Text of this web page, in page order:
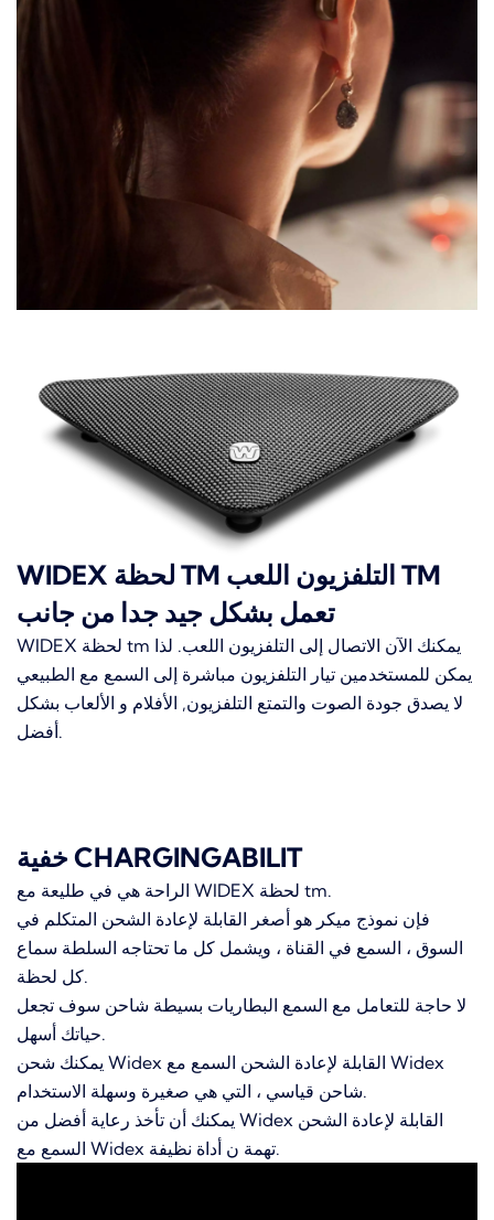
WIDEX لحظة TM التلفزيون اللعب TM
تعمل بشكل جيد جدا من جانب
WIDEX لحظة tm يمكنك الآن الاتصال إلى التلفزيون اللعب. لذا
يمكن للمستخدمين تيار التلفزيون مباشرة إلى السمع مع الطبيعي
لا يصدق جودة الصوت والتمتع التلفزيون, الأفلام و الألعاب بشكل
أفضل.
خفية CHARGINGABILIT
الراحة هي في طليعة مع WIDEX لحظة tm.
فإن نموذج ميكر هو أصغر القابلة لإعادة الشحن المتكلم في
السوق ، السمع في القناة ، ويشمل كل ما تحتاجه السلطة سماع
كل لحظة.
لا حاجة للتعامل مع السمع البطاريات بسيطة شاحن سوف تجعل
حياتك أسهل.
يمكنك شحن Widex القابلة لإعادة الشحن السمع مع Widex
شاحن قياسي ، التي هي صغيرة وسهلة الاستخدام.
يمكنك أن تأخذ رعاية أفضل من Widex القابلة لإعادة الشحن
السمع مع Widex تهمة ن أداة نظيفة.